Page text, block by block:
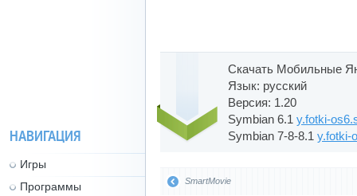
Скачать Мобильные
Язык: русский
Версия: 1.20
Symbian 6.1 y.fotki-
Symbian 7-8-8.1 y.fotki-
SmartMovie
НАВИГАЦИЯ
Игры
Программы